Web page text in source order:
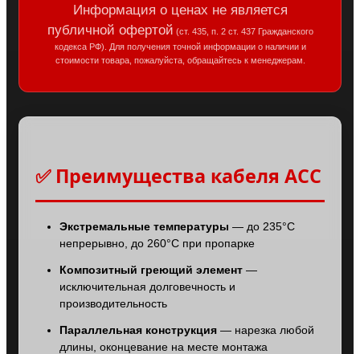
Информация о ценах не является
публичной офертой (ст. 435, п. 2 ст. 437 Гражданского
кодекса РФ). Для получения точной информации о наличии и
стоимости товара, пожалуйста, обращайтесь к менеджерам.
✅ Преимущества кабеля ACC
Экстремальные температуры — до 235°C
непрерывно, до 260°C при пропарке
Композитный греющий элемент —
исключительная долговечность и
производительность
Параллельная конструкция — нарезка любой
длины, оконцевание на месте монтажа